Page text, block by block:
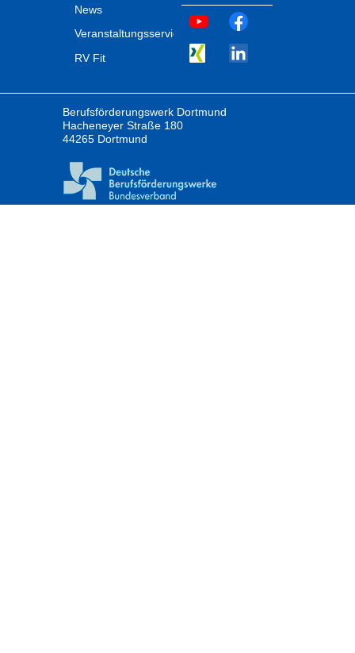
News
Veranstaltungsservice
RV Fit
Berufsförderungswerk Dortmund
Hacheneyer Straße 180
44265 Dortmund